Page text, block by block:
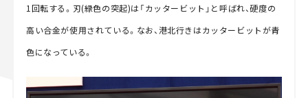
1回転する。刃(緑色の突起)は「カッタービット」と呼ばれ、硬度の
高い合金が使用されている。なお、港北行きはカッタービットが青
色になっている。